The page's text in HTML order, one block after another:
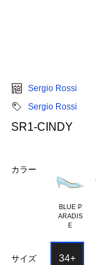
Sergio Rossi
Sergio Rossi
SR1-CINDY
カラー
BLUE P
ARADIS
サイズ 34+